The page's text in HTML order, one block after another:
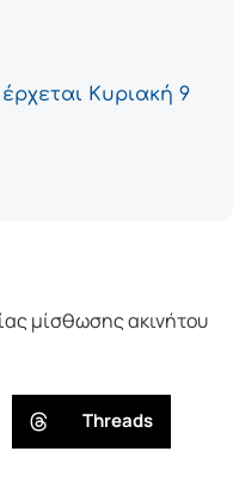
Κυριακή 9
μίσθωσης ακινήτου
Threads